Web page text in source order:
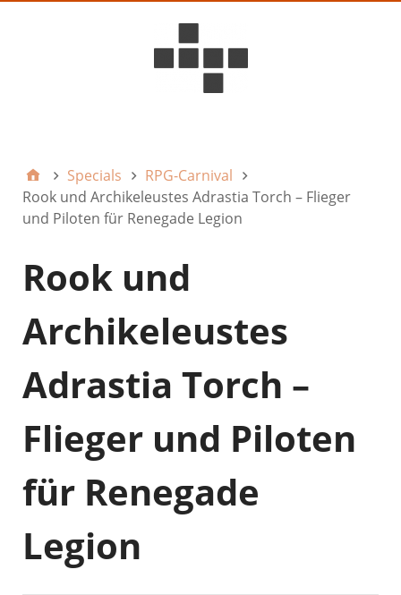
Specials
RPG-Carnival
Rook und Archikeleustes Adrastia Torch – Flieger
und Piloten für Renegade Legion
Rook und
Archikeleustes
Adrastia Torch –
Flieger und Piloten
für Renegade
Legion